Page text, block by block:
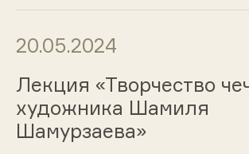
20.05.2024
Лекция «Творчество
художника Шамиля
Шамурзаева»